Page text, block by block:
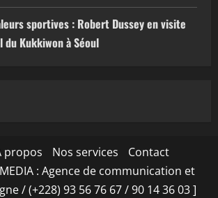
sportives : Robert Dussey en visite
du Kukkiwon à Séoul
propos Nos services
Contact
MEDIA : Agence de communication et
/ (+228) 93 56 76 67 / 90 14 36 03 ]